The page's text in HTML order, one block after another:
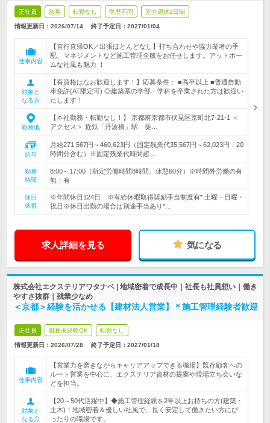
正社員 急募 転勤なし 学歴不問 完全週休2日制
情報更新日：2026/07/14 終了予定日： 2027/01/04
仕事内容
【直行直帰OK／出張ほとんどなし】打ち合わせや協力業者の手
配、マネジメントなど施工管理全般をお任せします。アットホー
ムな社風も魅力 ！
対象と
なる方
【有資格はなお歓迎します！】応募条件： ■高卒以上 ■普通自動
車免許(AT限定可) ◎建築系の学部・学科を卒業された方は歓迎い
たします！
勤務地
【本社勤務・転勤なし！】 京都府京都市伏見区京町北7-21-1 ＜
アクセス＞ 近鉄「丹波橋」駅 徒…
給与
月給271,567円～460,623円（固定残業代35,567円～62,023円：20
時間分含む）※固定残業代時間超…
勤務
時間
8:00～17:00（所定労働時間8時間、休憩60分）※時間外労働の有
無：有
休日
休暇
※年間休日124日 ※有給休暇取得奨励手当制度有* 土曜・日曜・
祝日※休日出勤の場合は別途手当あり*…
求人詳細を見る 気になる
株式会社エクステリアワタナベ | 地域密着で成長中｜社長も社員想い｜働き
やすさ抜群｜残業少なめ
＜京都＞経験を活かせる【建材法人営業】＊施工管理経験者歓迎
正社員 職種未経験OK 転勤なし
情報更新日：2026/07/28 終了予定日： 2027/01/18
仕事内容
【営業力を磨きながらキャリアアップできる職場】既存顧客への
ルート営業を中心に、エクステリア資材の提案や現場立ち会いな
どを担当。
対象と
なる方
【20～50代活躍中】◆施工管理経験を2年以上お持ちの方(建築・
土木)！地域密着＆優しい社風で、長く安定して働きたい方にぴ
ったりの職場です。